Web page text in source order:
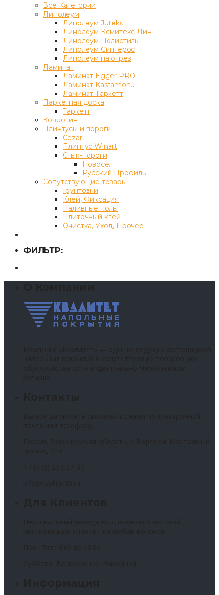
Все Категории
Линолеум
Линолеум Juteks
Линолеум Комитекс Лин
Линолеум Полистиль
Линолеум Синтерос
Линолеум на отрез
Ламинат
Ламинат Egger PRO
Ламинат Kastamonu
Ламинат Таркетт
Паркетная доска
Таркетт
Ковролин
Плинтусы и пороги
Cezar
Плинтус Winart
Стык-пороги
Новосел
Русский Профиль
Сопутствующие товары
Грунтовки
Клей, Фиксация
Наливные полы
Плиточный клей
Очистка, Уход, Прочее
ФИЛЬТР: